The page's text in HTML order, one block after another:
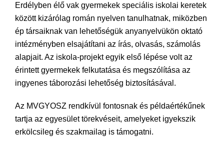
Erdélyben élő vak gyermekek speciális iskolai keretek
között kizárólag román nyelven tanulhatnak, miközben
ép társaiknak van lehetőségük anyanyelvükön oktató
intézményben elsajátítani az írás, olvasás, számolás
alapjait. Az iskola-projekt egyik első lépése volt az
érintett gyermekek felkutatása és megszólítása az
ingyenes táborozási lehetőség biztosításával.
Az MVGYOSZ rendkívül fontosnak és példaértékűnek
tartja az egyesület törekvéseit, amelyeket igyekszik
erkölcsileg és szakmailag is támogatni.